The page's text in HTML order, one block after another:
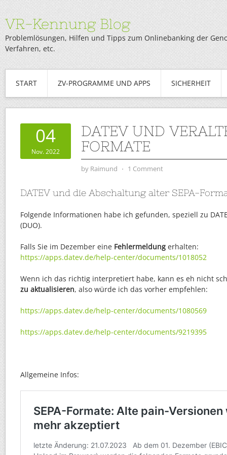
VR-Kennung Blog
Problemlösungen, Hilfen und Tipps zum Onlinebanking der
Verfahren, etc.
START ZV-PROGRAMME UND APPS SICHERHEIT
04
Nov. 2022
DATEV UND
FORMATE
by Raimund ⋅ 1 Comment
DATEV und die Abschaltung alter SEPA-
Folgende Informationen habe ich gefunden, speziell zu
(DUO).
Falls Sie im Dezember eine Fehlermeldung erhalten:
https://apps.datev.de/help-center/documents/1018052
Wenn ich das richtig interpretiert habe, kann es eh nicht
zu aktualisieren, also würde ich das vorher empfehlen:
https://apps.datev.de/help-center/documents/1080569
https://apps.datev.de/help-center/documents/9219395
Allgemeine Infos: